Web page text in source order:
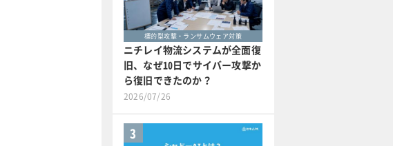
標的型攻撃・ランサムウェア対策
ニチレイ物流システムが全面復
旧、なぜ10日でサイバー攻撃か
ら復旧できたのか？
2026/07/26
3